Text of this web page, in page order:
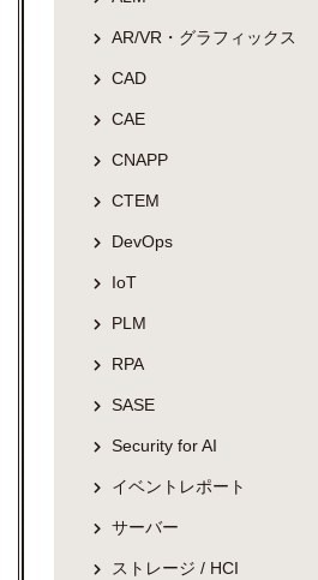
AR/VR・グラフィックス
CAD
CAE
CNAPP
CTEM
DevOps
IoT
PLM
RPA
SASE
Security for AI
イベントレポート
サーバー
ストレージ / HCI